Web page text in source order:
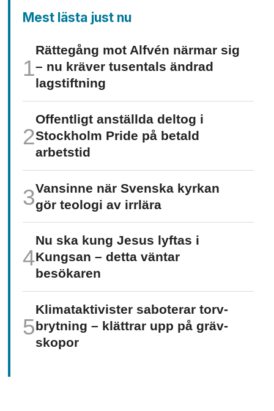
Mest lästa just nu
Rättegång mot Alfvén närmar sig
– nu kräver tusentals ändrad
lagstiftning
Offentligt anställda deltog i
Stockholm Pride på betald
arbetstid
Vansinne när Svenska kyrkan
gör teologi av irrlära
Nu ska kung Jesus lyftas i
Kungsan – detta väntar
besökaren
Klimat­aktivister saboterar torv­
brytning – klättrar upp på gräv­
skopor